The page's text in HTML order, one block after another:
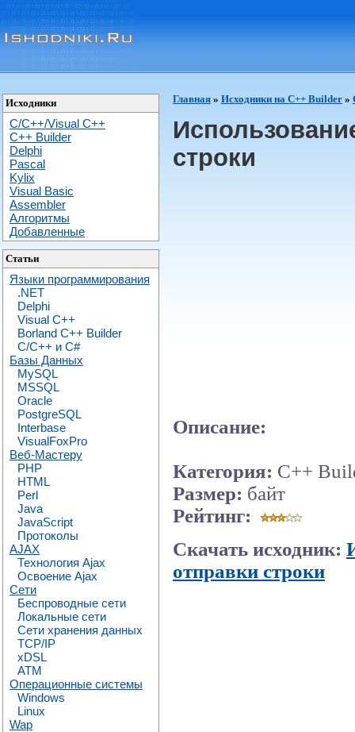
Исходники
C/C++/Visual C++
С++ Builder
Delphi
Pascal
Kylix
Visual Basic
Assembler
Алгоритмы
Добавленные
Статьи
Языки программирования
.NET
Delphi
Visual C++
Borland C++ Builder
C/С++ и C#
Базы Данных
MySQL
MSSQL
Oracle
PostgreSQL
Interbase
VisualFoxPro
Веб-Мастеру
PHP
HTML
Perl
Java
JavaScript
Протоколы
AJAX
Технология Ajax
Освоение Ajax
Сети
Беспроводные сети
Локальные сети
Сети хранения данных
TCP/IP
xDSL
ATM
Операционные системы
Windows
Linux
Wap
Главная » Исходники на С++ Builder »
строки
Описание:
Категория: C++
Размер: байт
Рейтинг:
Скачать исходник:
отправки строки